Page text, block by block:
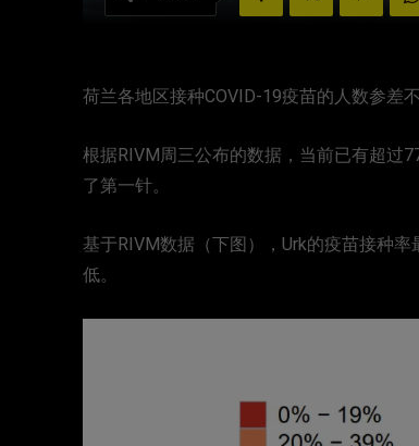
荷兰各地区接种COVID-19疫苗的人数参差
根据RIVM周三公布的数据，当前已有超过
了第一针。
基于RIVM数据（下图），Urk的疫苗接种
低。